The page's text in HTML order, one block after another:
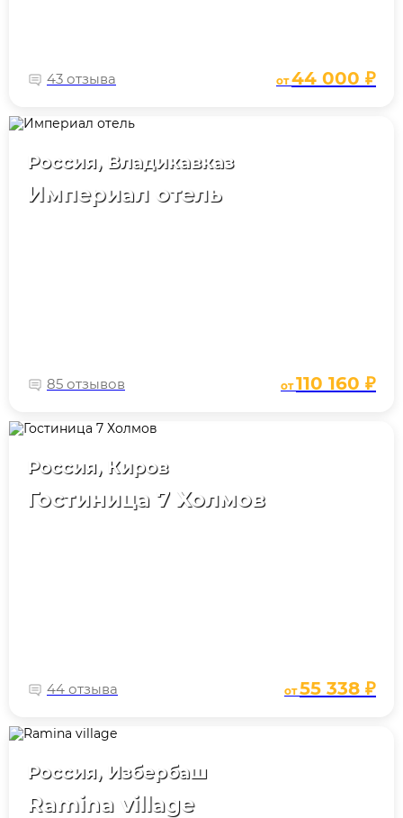
43 отзыва от44 000 ₽
Россия, Владикавказ
Империал отель
85 отзывов от110 160 ₽
Россия, Киров
Гостиница 7 Холмов
44 отзыва от55 338 ₽
Россия, Избербаш
Ramina village